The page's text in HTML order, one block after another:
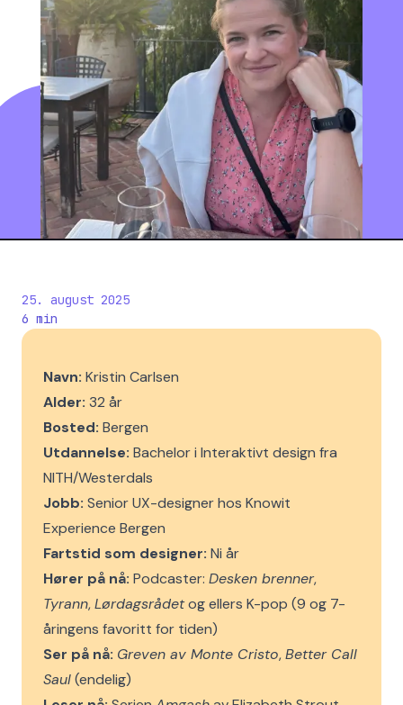
25. august 2025
6 min
Navn: Kristin Carlsen
Alder: 32 år
Bosted: Bergen
Utdannelse: Bachelor i Interaktivt design fra
NITH/Westerdals
Jobb: Senior UX-designer hos Knowit
Experience Bergen
Fartstid som designer: Ni år
Hører på nå: Podcaster: Desken brenner,
Tyrann,Lørdagsrådetog ellers K-pop (9 og 7-
åringens favoritt for tiden)
Ser på nå: Greven av Monte Cristo,Better Call
Saul(endelig)